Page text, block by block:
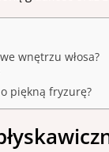
wnętrzu włosa?
piękną fryzurę?